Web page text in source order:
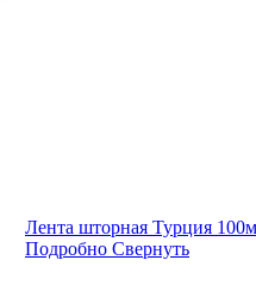
Лента шторная Турция
Подробно Свернуть